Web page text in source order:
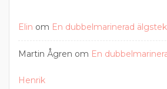
Elin om En dubbelmarinerad
Martin Ågren om En
Henrik